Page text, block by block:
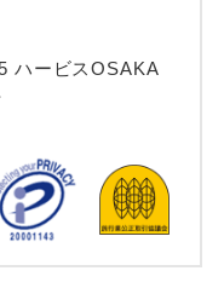
ハービスOSAKA